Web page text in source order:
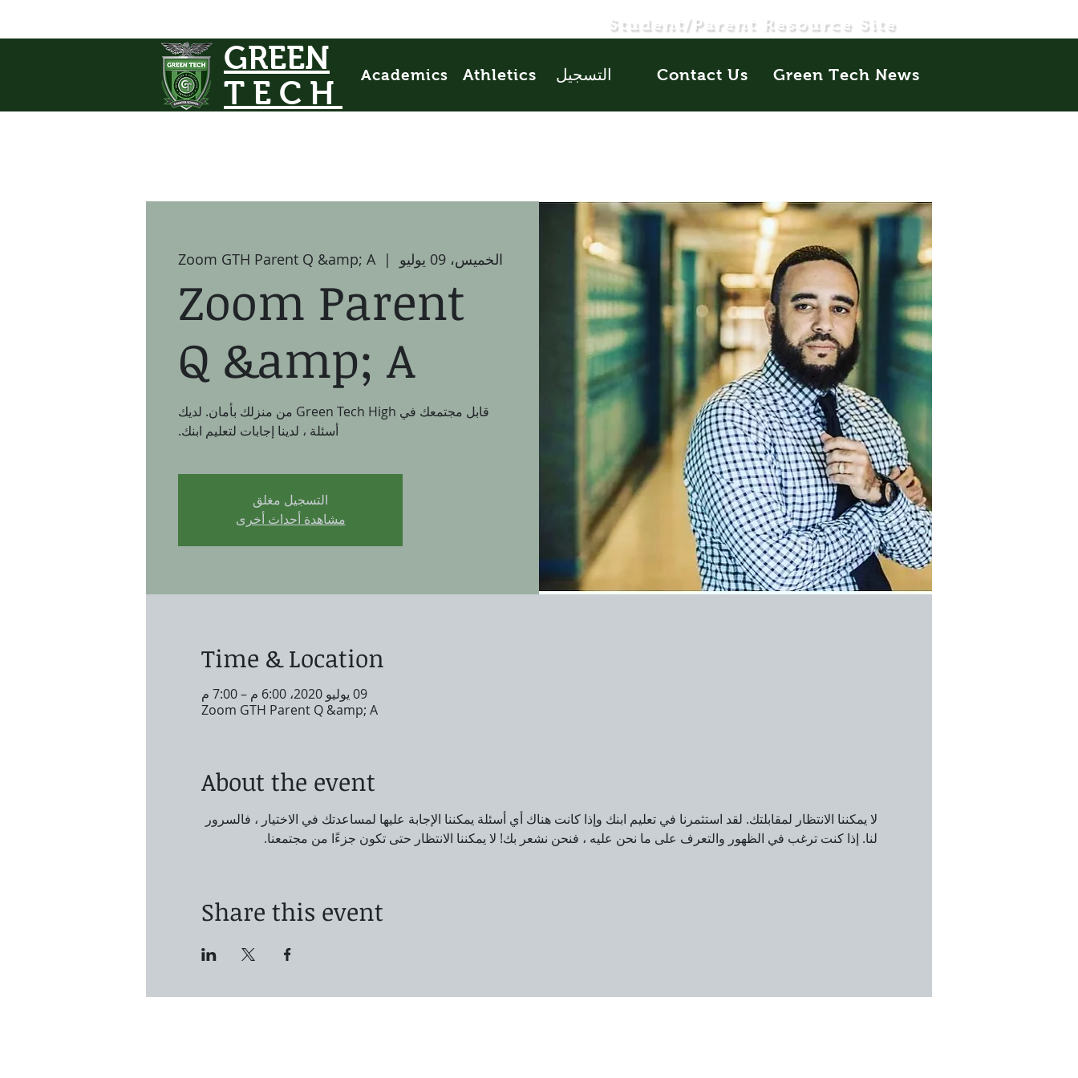
Student/Parent Resource Site
GREEN
TECH
Athletics
Academics التسجيل Contact Us Green Tech News
الخميس، 09 يوليو
  |
Zoom GTH Parent Q &amp; A
Zoom Parent
Q &amp; A
قابل مجتمعك في Green Tech High من منزلك بأمان. لديك
أسئلة ، لدينا إجابات لتعليم ابنك.
التسجيل مغلق
مشاهدة أحداث أخرى
Time & Location
09 يوليو 2020، 6:00 م – 7:00 م
Zoom GTH Parent Q &amp; A
About the event
لا يمكننا الانتظار لمقابلتك. لقد استثمرنا في تعليم ابنك وإذا كانت هناك أي أسئلة يمكننا الإجابة عليها لمساعدتك في الاختيار ، فالسرور
لنا. إذا كنت ترغب في الظهور والتعرف على ما نحن عليه ، فنحن نشعر بك! لا يمكننا الانتظار حتى تكون جزءًا من مجتمعنا.
Share this event